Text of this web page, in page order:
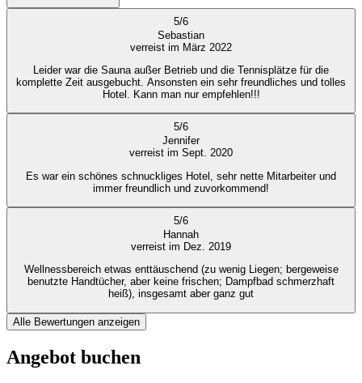
5/6
Sebastian
verreist im März 2022
Leider war die Sauna außer Betrieb und die Tennisplätze für die
komplette Zeit ausgebucht. Ansonsten ein sehr freundliches und tolles
Hotel. Kann man nur empfehlen!!!
5/6
Jennifer
verreist im Sept. 2020
Es war ein schönes schnuckliges Hotel, sehr nette Mitarbeiter und
immer freundlich und zuvorkommend!
5/6
Hannah
verreist im Dez. 2019
Wellnessbereich etwas enttäuschend (zu wenig Liegen; bergeweise
benutzte Handtücher, aber keine frischen; Dampfbad schmerzhaft
heiß), insgesamt aber ganz gut
Alle Bewertungen anzeigen
Angebot buchen